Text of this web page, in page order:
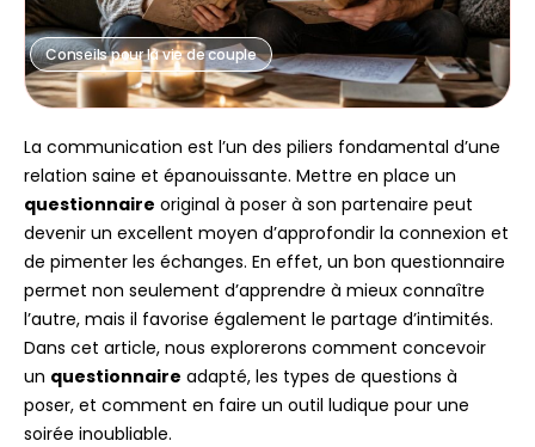
Conseils pour la vie de couple
La communication est l’un des piliers fondamental d’une
relation saine et épanouissante. Mettre en place un
questionnaire original à poser à son partenaire peut
devenir un excellent moyen d’approfondir la connexion et
de pimenter les échanges. En effet, un bon questionnaire
permet non seulement d’apprendre à mieux connaître
l’autre, mais il favorise également le partage d’intimités.
Dans cet article, nous explorerons comment concevoir
un questionnaire adapté, les types de questions à
poser, et comment en faire un outil ludique pour une
soirée inoubliable.